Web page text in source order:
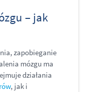
– jak
zapobieganie
mózgu ma
działania
, jak i